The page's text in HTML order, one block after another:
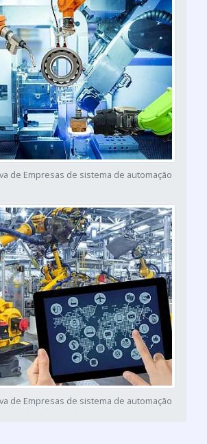
de Empresas de sistema de automação
de Empresas de sistema de automação